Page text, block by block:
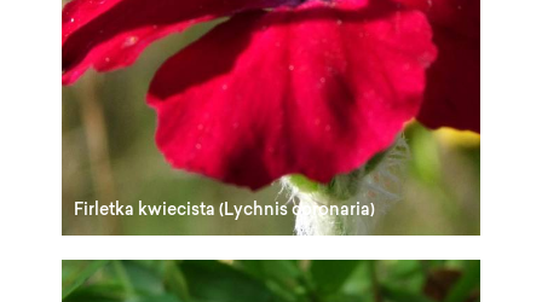
Firletka kwiecista (Lychnis coronaria)